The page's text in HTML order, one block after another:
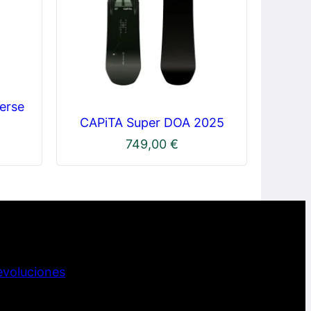
CAPiTA Super DOA 2025
749,00 €